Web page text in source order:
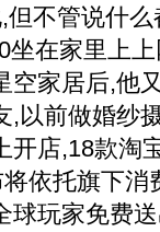
不管说什
在家里上
空家居后,他
,以前做婚纱
开店,18款淘
依托旗下消
球玩家免费